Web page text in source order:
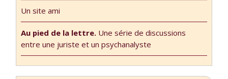
Un site ami
Au pied de la lettre. Une série de discussions
entre une juriste et un psychanalyste